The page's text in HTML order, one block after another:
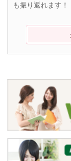
も振り返れます！